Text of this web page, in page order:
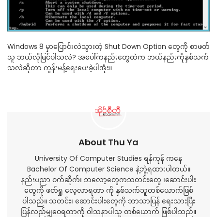
Windows 8 မှာပြောင်းလဲသွားတဲ့ Shut Down Option တွေကို စာဖတ်
သူ ဘယ်လိုမြင်ပါသလဲ? အပေါ်ကနည်းတွေထဲက ဘယ်နည်းကိုနှစ်သက်
သလဲဆိုတာ ကွန်းမန့်ရေးပေးခဲ့ပါအုံး။
About Thu Ya
University Of Computer Studies ရန်ကုန် ကနေ
Bachelor Of Computer Science နဲ့ဘွဲ့ရထားပါတယ်။
နည်းပညာ ဝက်ဆိုက်၊ ဘလော့တွေကသတင်းတွေ ၊ဆောင်းပါး
တွေကို ဖတ်ရှု လေ့လာရတာ ကို နှစ်သက်သူတစ်ယောက်ဖြစ်
ပါသည်။ သတင်း၊ ဆောင်းပါးတွေကို ဘာသာပြန် ရေးသားပြီး
ပြန်လည်မျှဝေရတာကို ဝါသနာပါသူ တစ်ယောက် ဖြစ်ပါသည်။